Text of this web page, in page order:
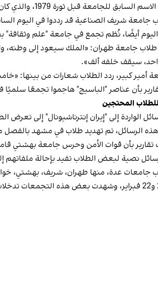
للجامعة قبل ثورة 1979، والذي كان «فرح بهلوي».
جامعة شريف الصناعية قد رددوا في اليوم
أيضًا، نُظم تجمع في جامعة "علم وثقافة"
جامعة طهران: «الملك سيعود إلى وطنه،
سيقف خلفه ألف».
أمير كبير، ردد الطلاب شعارات من بينها:
بأن عناصر "الباسيج" هاجموا تجمعًا
المحتجين
الواردة إلى "إيران إنترناشيونال" إلى
الرسائل، تم تهديد طلاب في مشهد
قوات الأمن وحرس جامعة بهشتي قامت مساء الأحد 22 فبراير، بتفتيش غرف السكن الجامعي
نصية لبعض الطلاب تفيد بإحالة ملفاتهم
جامعات عدة، منها طهران، شريف، بهشتي،